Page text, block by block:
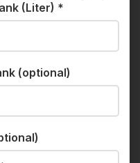
(Liter) *
(optional)